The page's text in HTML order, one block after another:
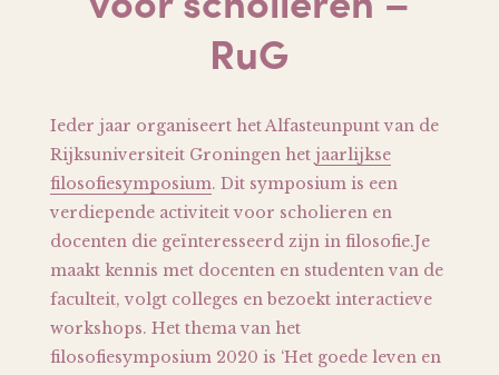
RuG
Ieder jaar organiseert het Alfasteunpunt van de
Rijksuniversiteit Groningen het jaarlijkse
filosofiesymposium. Dit symposium is een
verdiepende activiteit voor scholieren en
docenten die geïnteresseerd zijn in filosofie.Je
maakt kennis met docenten en studenten van de
faculteit, volgt colleges en bezoekt interactieve
workshops. Het thema van het
filosofiesymposium 2020 is ‘Het goede leven en